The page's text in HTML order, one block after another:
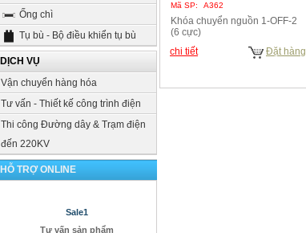
Ống chì
Tụ bù - Bộ điều khiển tụ bù
DỊCH VỤ
Vận chuyển hàng hóa
Tư vấn - Thiết kế công trình điện
Thi công Đường dây & Trạm điện
đến 220KV
HỖ TRỢ ONLINE
Sale1
Tư vấn sản phẩm
Mã SP: A362
Khóa chuyển nguồn 1-OFF-2
(6 cực)
chi tiết
Đặt hàng